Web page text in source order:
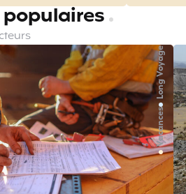
populaires
Vacances
Long Voyage